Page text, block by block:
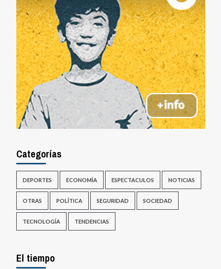
Categorías
DEPORTES ECONOMÍA ESPECTACULOS NOTICIAS
OTRAS POLÍTICA SEGURIDAD SOCIEDAD
TECNOLOGÍA TENDENCIAS
El tiempo